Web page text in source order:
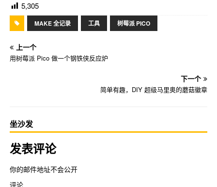
5,305
MAKE 全记录 工具 树莓派 PICO
上一个
用树莓派 Pico 做一个钢铁侠反应炉
下一个
简单有趣，DIY 超级马里奥的蘑菇徽章
坐沙发
发表评论
你的邮件地址不会公开
评论